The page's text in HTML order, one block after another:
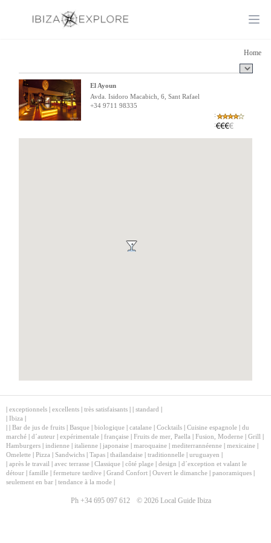
Home
El Ayoun
Avda. Isidoro Macabich, 6, Sant Rafael
+34 9711 98335
:
:
| exceptionnels | excellents | très satisfaisants | | standard |
| Ibiza |
| | Bar de jus de fruits | Basque | biologique | catalane | Cocktails | Cuisine espagnole | du
marché | d´auteur | expérimentale | française | Fruits de mer, Paella | Fusion, Moderne | Grill |
Hamburgers | indienne | italienne | japonaise | maroquaine | mediterrannéenne | mexicaine |
Omelette | Pizza | Sandwichs | Tapas | thailandaise | traditionnelle | uruguayen |
| après le travail | avec terrasse | Classique | côté plage | design | d´exception et valant le
détour | famille | fermeture tardive | Grand Confort | Ouvert le dimanche | panoramiques |
seulement en bar | tendance à la mode |
Ph +34 695 097 612 © 2026 Local Guide Ibiza